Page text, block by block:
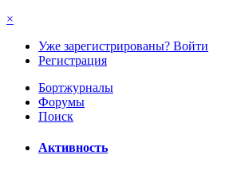
×
Уже зарегистрированы? Войти
Регистрация
Бортжурналы
Форумы
Поиск
Активность